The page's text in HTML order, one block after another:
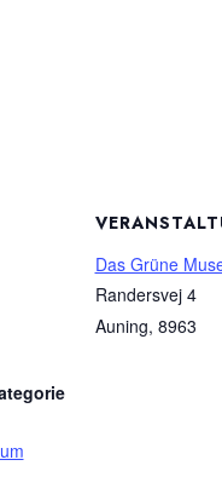
Das Grüne
Randersvej 4
Auning, 8963